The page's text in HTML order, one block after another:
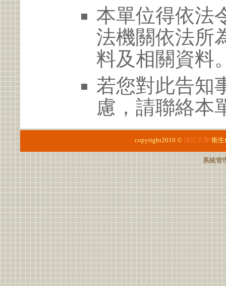
本單位得依法
法機關依法所
料及相關資料
若您對此告知
慮，請聯絡本
copyright2010 © 淡江大學 衛生
系統管